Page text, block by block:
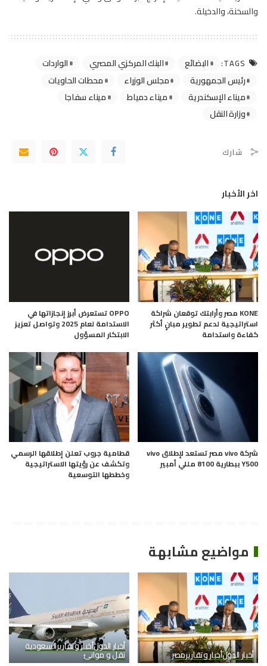
والسخنة، والدخيلة.
TAGS: البضائع البنك المركزي المصري
الواردات
رئيس الجمهورية
مجلس الوزراء
محطات الحاويات
ميناء الإسكندرية
ميناء دمياط
ميناء سفاجا
وزارة النقل
شارك
اخر الأخبار
KONE مصر وأرابتك توقعان شراكة
استراتيجية لدعم تطوير مبانٍ أكثر
كفاءة واستدامة
OPPO تستعرض أبرز إنجازاتها في
الاستدامة لعام 2025 وتواصل تعزيز
الابتكار المسؤول
شركة vivo مصر تستعد لإطلاق vivo
Y500 ببطارية 8100 مللي أمبير
قطامية جروب تعلن إطلاقها الرسمي
وتكشف عن رؤيتها الاستراتيجية
وخططها التوسعية
مواضيع مشابهة
أخبار الدولأخبار وتقاريرمصر
أخبار الدولأخبار وتقاريرالسعودية
نقل و موانئ